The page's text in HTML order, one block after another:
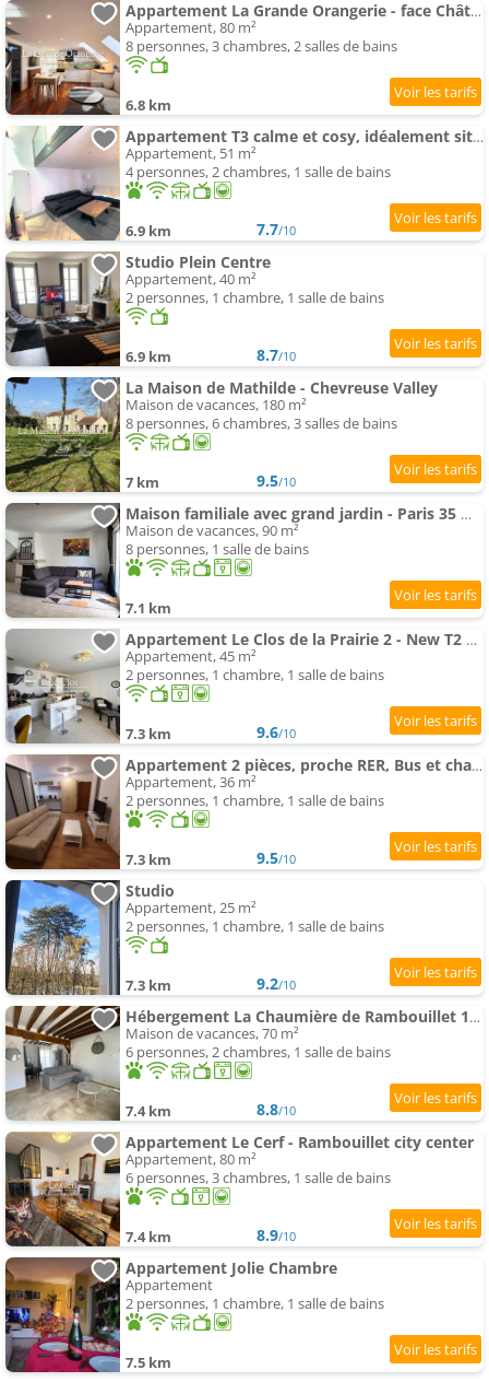
Appartement La Grande Orangerie - face Château Rambouillet
Appartement, 80 m²
8 personnes, 3 chambres, 2 salles de bains
6.8 km
Appartement T3 calme et cosy, idéalement situé près du château et de la gare, dans un cadre paisible
Appartement, 51 m²
4 personnes, 2 chambres, 1 salle de bains
6.9 km 7.7/10
Studio Plein Centre
Appartement, 40 m²
2 personnes, 1 chambre, 1 salle de bains
6.9 km 8.7/10
La Maison de Mathilde - Chevreuse Valley
Maison de vacances, 180 m²
8 personnes, 6 chambres, 3 salles de bains
7 km 9.5/10
Maison familiale avec grand jardin - Paris 35 min
Maison de vacances, 90 m²
8 personnes, 1 salle de bains
7.1 km
Appartement Le Clos de la Prairie 2 - New T2 Rambouillet centre
Appartement, 45 m²
2 personnes, 1 chambre, 1 salle de bains
7.3 km 9.6/10
Appartement 2 pièces, proche RER, Bus et chateau
Appartement, 36 m²
2 personnes, 1 chambre, 1 salle de bains
7.3 km 9.5/10
Studio
Appartement, 25 m²
2 personnes, 1 chambre, 1 salle de bains
7.3 km 9.2/10
Hébergement La Chaumière de Rambouillet 1-6 pers
Maison de vacances, 70 m²
6 personnes, 2 chambres, 1 salle de bains
7.4 km 8.8/10
Appartement Le Cerf - Rambouillet city center
Appartement, 80 m²
6 personnes, 3 chambres, 1 salle de bains
7.4 km 8.9/10
Appartement Jolie Chambre
Appartement
2 personnes, 1 chambre, 1 salle de bains
7.5 km